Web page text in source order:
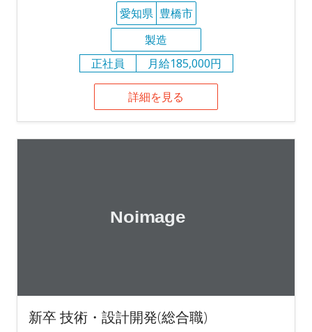
愛知県 豊橋市
製造
正社員
月給185,000円
詳細を見る
新卒 技術・設計開発(総合職)